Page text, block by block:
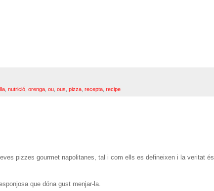
nutrició orenga ou ous pizza recepta recipe
pizzes gourmet napolitanes, tal i com ells es defineixen i la veritat és
que dóna gust menjar-la.